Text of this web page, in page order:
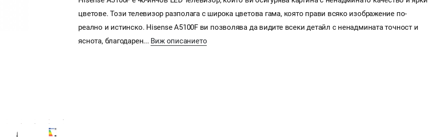
цветове. Този телевизор разполага с широка цветова гама, която прави всяко изображение по-
реално и истинско. Hisense A5100F ви позволява да видите всеки детайл с ненадмината точност и
яснота, благодарен... Виж описанието